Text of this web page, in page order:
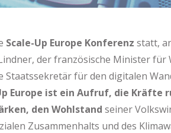
Scale-Up Europe Konferenz statt,
der französische Minister für
Staatssekretär für den digitalen
Europe ist ein Aufruf, die Kräfte
den Wohlstand seiner
Zusammenhalts und des